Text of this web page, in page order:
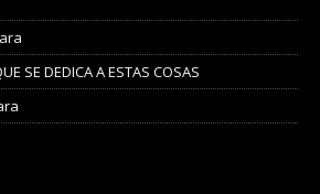
SE DEDICA A ESTAS COSAS